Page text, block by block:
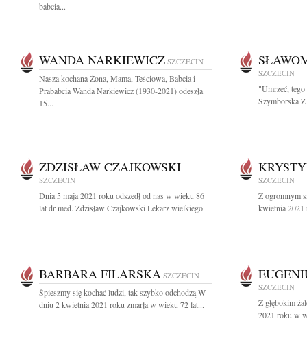
babcia...
WANDA NARKIEWICZ SZCZECIN
Nasza kochana Żona, Mama, Teściowa, Babcia i
Prababcia Wanda Narkiewicz (1930-2021) odeszła
15...
SZCZECIN
"Umrzeć,
Szymborska
ZDZISŁAW CZAJKOWSKI
SZCZECIN
Dnia 5 maja 2021 roku odszedł od nas w wieku 86
lat dr med. Zdzisław Czajkowski Lekarz wielkiego...
SZCZECIN
Z ogromnym
kwietnia 2021
BARBARA FILARSKA SZCZECIN
Śpieszmy się kochać ludzi, tak szybko odchodzą W
dniu 2 kwietnia 2021 roku zmarła w wieku 72 lat...
SZCZECIN
Z głębokim
2021 roku w